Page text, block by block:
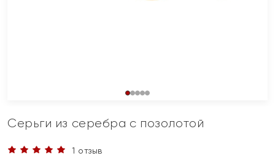
Серьги из серебра с позолотой
1 отзыв